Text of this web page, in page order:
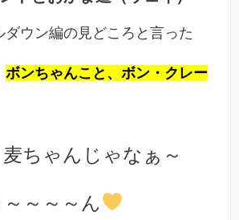
ダウン編の見どころと言った
ボンちゃんこと、ボン・クレー
麦ちゃんじゃなぁ～
～～～ん